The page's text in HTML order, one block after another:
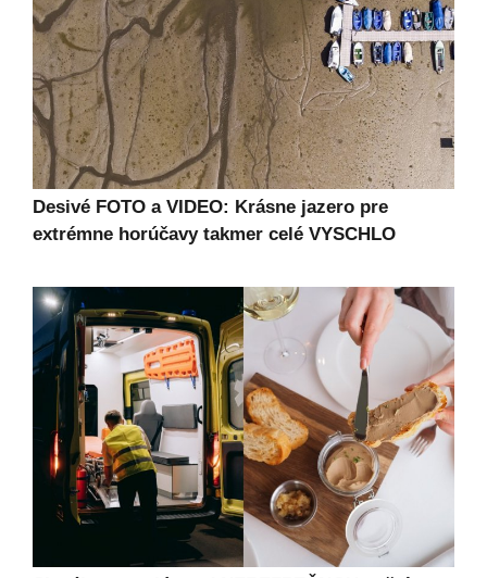
Desivé FOTO a VIDEO: Krásne jazero pre
extrémne horúčavy takmer celé VYSCHLO